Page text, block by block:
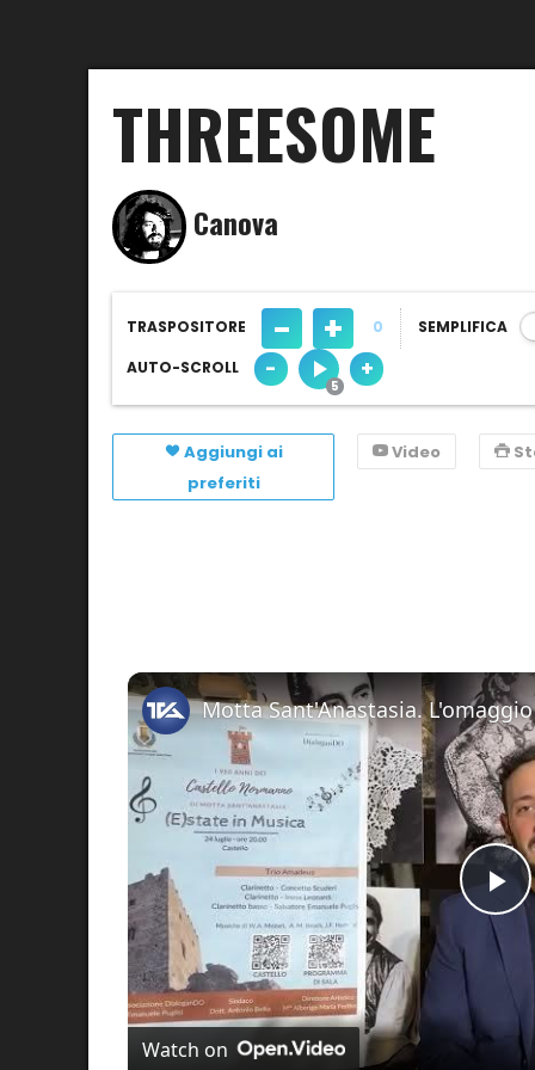
THREESOME
Canova
TRASPOSITORE - + 0
SEMPLIFICA
AUTO-SCROLL
- +
Aggiungi ai
preferiti
Video
Watch on